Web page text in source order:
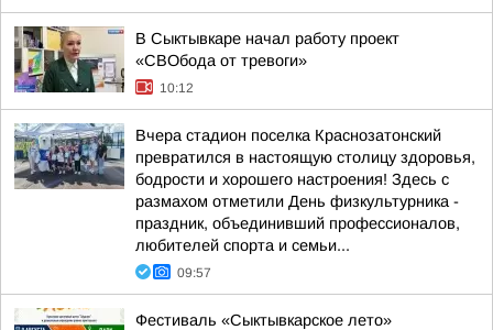
В Сыктывкаре начал работу проект
«СВОбода от тревоги»
10:12
Вчера стадион поселка Краснозатонский
превратился в настоящую столицу здоровья,
бодрости и хорошего настроения! Здесь с
размахом отметили День физкультурника -
праздник, объединивший профессионалов,
любителей спорта и семьи...
09:57
Фестиваль «Сыктывкарское лето»